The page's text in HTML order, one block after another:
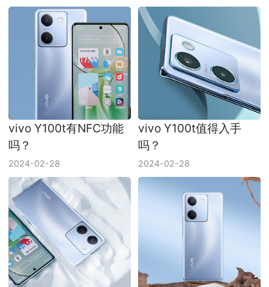
vivo Y100t有NFC功能
吗？
2024-02-28
vivo Y100t值得入手
吗？
2024-02-28